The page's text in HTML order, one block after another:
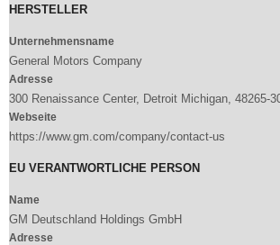
HERSTELLER
Unternehmensname
General Motors Company
Adresse
300 Renaissance Center, Detroit Michigan, 48265-
Webseite
https://www.gm.com/company/contact-us
EU VERANTWORTLICHE PERSON
Name
GM Deutschland Holdings GmbH
Adresse